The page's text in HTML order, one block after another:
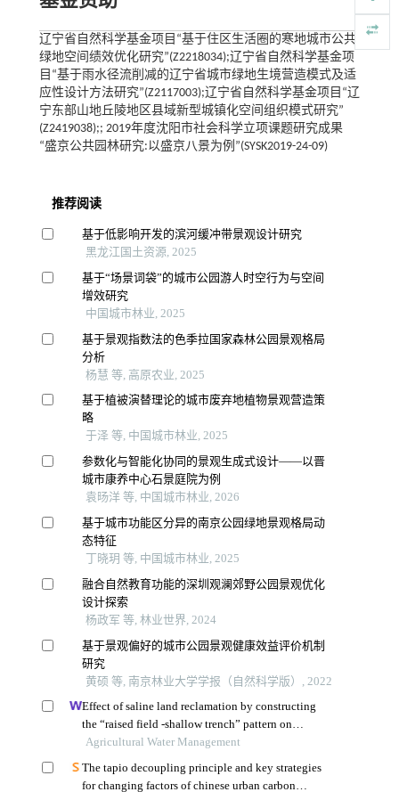
辽宁省自然科学基金项目“基于住区生活圈的寒地城市公共
绿地空间绩效优化研究”(Z2218034);辽宁省自然科学基金项
目“基于雨水径流削减的辽宁省城市绿地生境营造模式及适
应性设计方法研究”(Z2117003);辽宁省自然科学基金项目“辽
宁东部山地丘陵地区县域新型城镇化空间组织模式研究”
(Z2419038);; 2019年度沈阳市社会科学立项课题研究成果
“盛京公共园林研究:以盛京八景为例”(SYSK2019-24-09)